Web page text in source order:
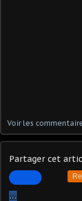
Voir les
Partager cet
…